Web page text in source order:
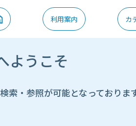
利用案内 カ
ようこそ
・参照が可能となっております